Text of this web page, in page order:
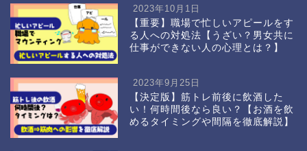
2023年10月1日
【重要】職場で忙しいアピールをす
る人への対処法【うざい？男女共に
仕事ができない人の心理とは？】
2023年9月25日
【決定版】筋トレ前後に飲酒した
い！何時間後なら良い？【お酒を飲
めるタイミングや間隔を徹底解説】